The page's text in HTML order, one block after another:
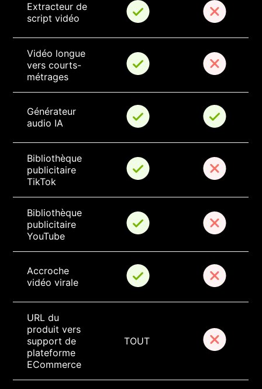
Extracteur de
script vidéo
Vidéo longue
vers courts-
métrages
Générateur
audio IA
Bibliothèque
publicitaire
TikTok
Bibliothèque
publicitaire
YouTube
Accroche
vidéo virale
URL du
produit vers
support de
plateforme
ECommerce
TOUT